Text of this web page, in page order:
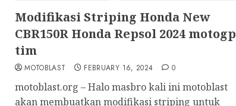
Modifikasi Striping Honda New
CBR150R Honda Repsol 2024 motogp
tim
MOTOBLAST FEBRUARY 16, 2024 0
motoblast.org – Halo masbro kali ini motoblast
akan membuatkan modifikasi striping untuk